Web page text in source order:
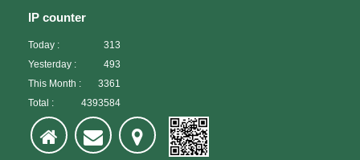
IP counter
Today :
313
Yesterday :
493
This Month :
3361
Total :
4393584